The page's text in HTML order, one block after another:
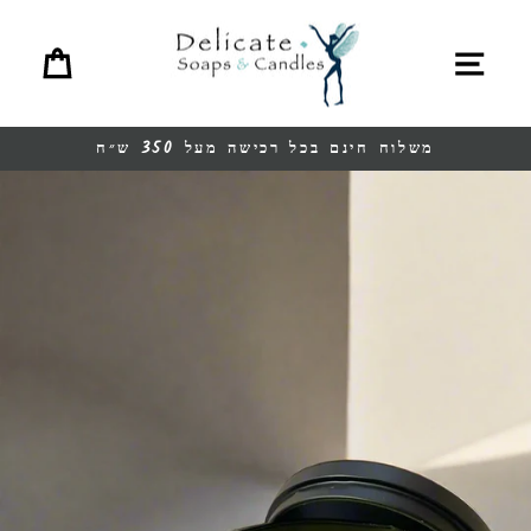
содержанию
Остановить
משלוח חינם בכל רכישה מעל 350 ש״ח